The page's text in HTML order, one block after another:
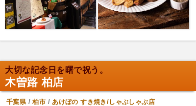
大切な記念日を曙で祝う。
木曽路 柏店
千葉県/柏市 /あけぼの すき焼き/しゃぶしゃぶ店